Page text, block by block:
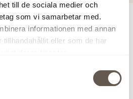
till de sociala medier och
som vi samarbetar med.
informationen med annan
tillhandahållit eller som de har
en fråga?